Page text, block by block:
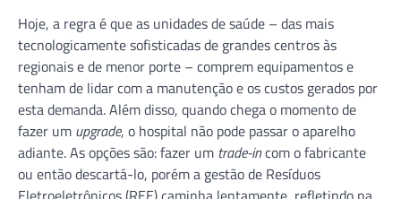
Hoje, a regra é que as unidades de saúde – das mais
tecnologicamente sofisticadas de grandes centros às
regionais e de menor porte – comprem equipamentos e
tenham de lidar com a manutenção e os custos gerados por
esta demanda. Além disso, quando chega o momento de
fazer um upgrade, o hospital não pode passar o aparelho
adiante. As opções são: fazer um trade-incom o fabricante
ou então descartá-lo, porém a gestão de Resíduos